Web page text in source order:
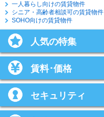
一人暮らし向けの賃貸物件
シニア・高齢者相談可の賃貸物件
SOHO向けの賃貸物件
人気の特集
賃料･価格
セキュリティ